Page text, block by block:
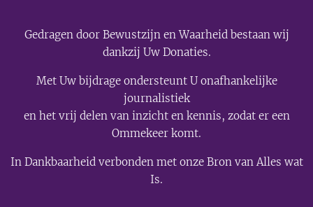
Gedragen door Bewustzijn en Waarheid bestaan wij
dankzij Uw Donaties.
Met Uw bijdrage ondersteunt U onafhankelijke
journalistiek
en het vrij delen van inzicht en kennis, zodat er een
Ommekeer komt.
In Dankbaarheid verbonden met onze Bron van Alles wat
Is.